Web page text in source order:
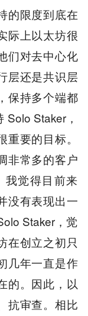
的限度到底在
际上以太坊很
们对去中心化
层还是共识层
保持多个端都
Staker，
要的目标。
非常多的客户
我觉得目前来
没有表现出一
Staker，觉
在创立之初只
几年一直是作
的。因此，以
抗审查。相比